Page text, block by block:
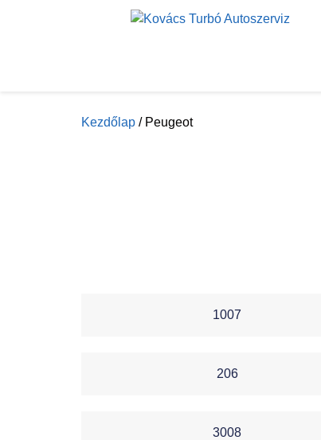
Kezdőlap / Peugeot
1007
206
3008